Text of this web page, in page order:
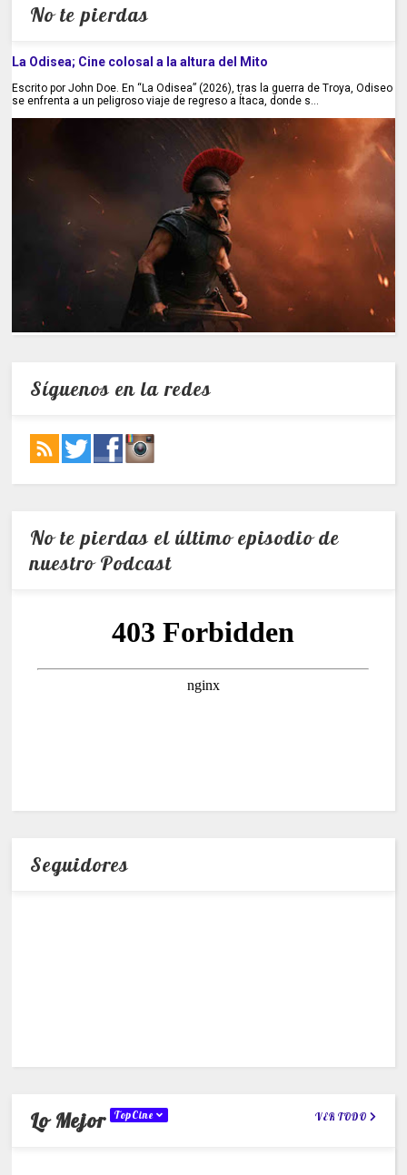
No te pierdas
La Odisea; Cine colosal a la altura del Mito
Escrito por John Doe. En “La Odisea” (2026), tras la guerra de Troya, Odiseo
se enfrenta a un peligroso viaje de regreso a Ítaca, donde s...
Síguenos en la redes
No te pierdas el último episodio de
nuestro Podcast
Seguidores
Lo Mejor TopCine VER TODO